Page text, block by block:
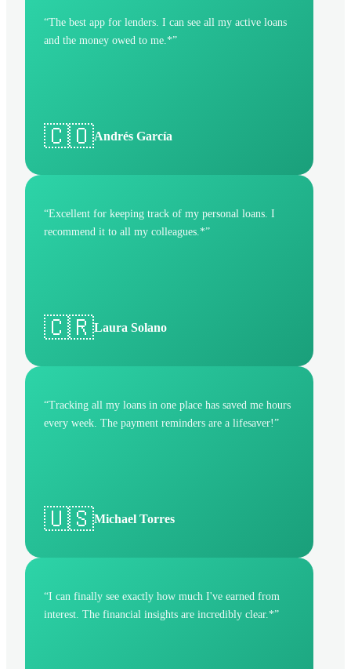
“The best app for lenders. I can see all my active loans
and the money owed to me.*”
🇨🇴Andrés García
“Excellent for keeping track of my personal loans. I
recommend it to all my colleagues.*”
🇨🇷Laura Solano
“Tracking all my loans in one place has saved me hours
every week. The payment reminders are a lifesaver!”
🇺🇸Michael Torres
“I can finally see exactly how much I've earned from
interest. The financial insights are incredibly clear.*”